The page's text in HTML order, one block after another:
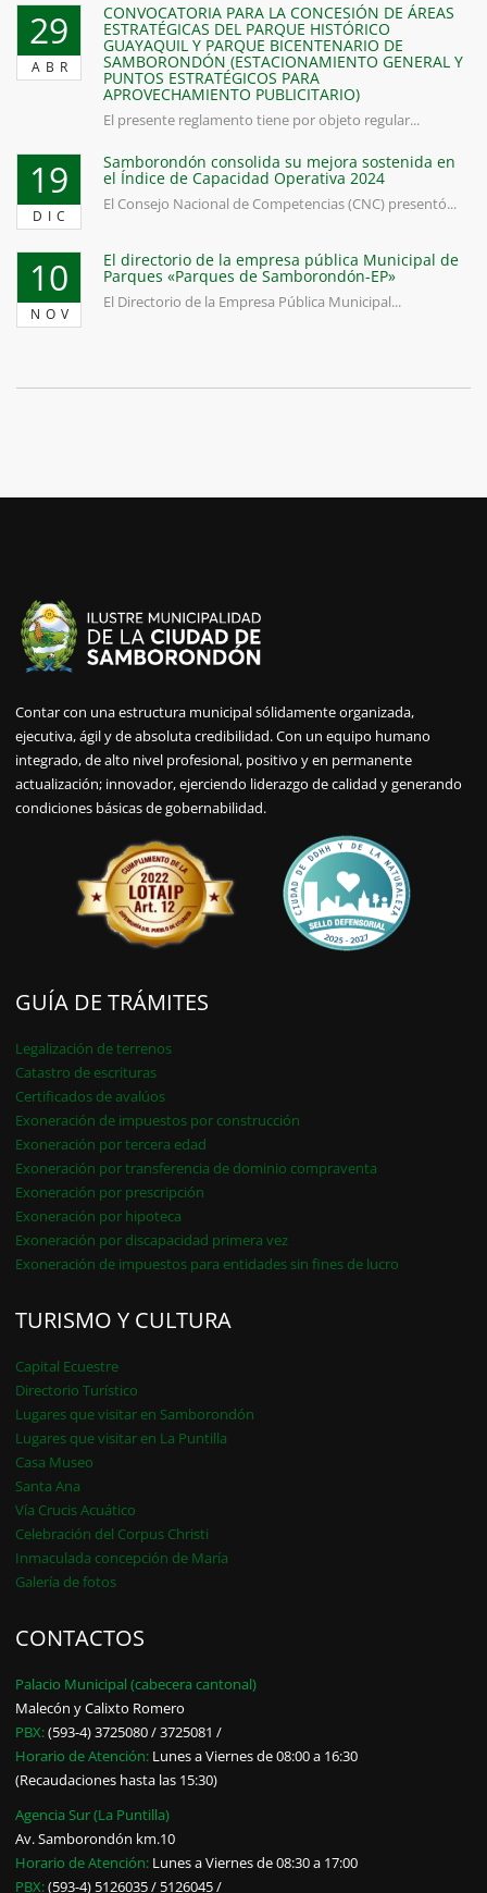
29
ABR
CONVOCATORIA PARA LA CONCESIÓN DE ÁREAS
ESTRATÉGICAS DEL PARQUE HISTÓRICO
GUAYAQUIL Y PARQUE BICENTENARIO DE
SAMBORONDÓN (ESTACIONAMIENTO GENERAL Y
PUNTOS ESTRATÉGICOS PARA
APROVECHAMIENTO PUBLICITARIO)
El presente reglamento tiene por objeto regular...
19
DIC
Samborondón consolida su mejora sostenida en
el Índice de Capacidad Operativa 2024
El Consejo Nacional de Competencias (CNC) presentó...
10
NOV
El directorio de la empresa pública Municipal de
Parques «Parques de Samborondón-EP»
El Directorio de la Empresa Pública Municipal...
Contar con una estructura municipal sólidamente organizada,
ejecutiva, ágil y de absoluta credibilidad. Con un equipo humano
integrado, de alto nivel profesional, positivo y en permanente
actualización; innovador, ejerciendo liderazgo de calidad y generando
condiciones básicas de gobernabilidad.
GUÍA DE TRÁMITES
Legalización de terrenos
Catastro de escrituras
Certificados de avalúos
Exoneración de impuestos por construcción
Exoneración por tercera edad
Exoneración por transferencia de dominio compraventa
Exoneración por prescripción
Exoneración por hipoteca
Exoneración por discapacidad primera vez
Exoneración de impuestos para entidades sin fines de lucro
TURISMO Y CULTURA
Capital Ecuestre
Directorio Turístico
Lugares que visitar en Samborondón
Lugares que visitar en La Puntilla
Casa Museo
Santa Ana
Vía Crucis Acuático
Celebración del Corpus Christi
Inmaculada concepción de María
Galería de fotos
CONTACTOS
Palacio Municipal (cabecera cantonal)
Malecón y Calixto Romero
PBX:(593-4) 3725080 / 3725081 /
Horario de Atención: Lunes a Viernes de 08:00 a 16:30
(Recaudaciones hasta las 15:30)
Agencia Sur (La Puntilla)
Av. Samborondón km.10
Horario de Atención: Lunes a Viernes de 08:30 a 17:00
PBX:(593-4) 5126035 / 5126045 /